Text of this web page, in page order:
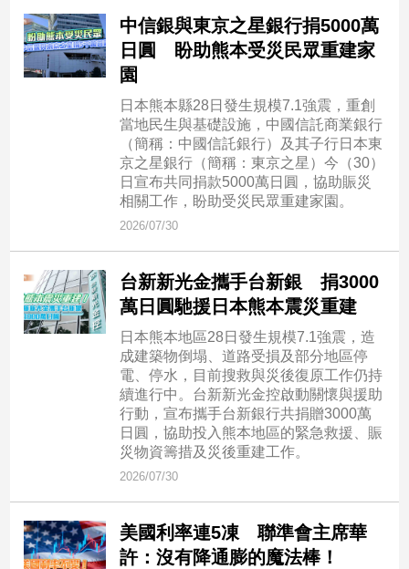
中信銀與東京之星銀行捐5000萬
日圓 盼助熊本受災民眾重建家
園
日本熊本縣28日發生規模7.1強震，重創
當地民生與基礎設施，中國信託商業銀行
（簡稱：中國信託銀行）及其子行日本東
京之星銀行（簡稱：東京之星）今（30）
日宣布共同捐款5000萬日圓，協助賑災
相關工作，盼助受災民眾重建家園。
2026/07/30
台新新光金攜手台新銀 捐3000
萬日圓馳援日本熊本震災重建
日本熊本地區28日發生規模7.1強震，造
成建築物倒塌、道路受損及部分地區停
電、停水，目前搜救與災後復原工作仍持
續進行中。台新新光金控啟動關懷與援助
行動，宣布攜手台新銀行共捐贈3000萬
日圓，協助投入熊本地區的緊急救援、賑
災物資籌措及災後重建工作。
2026/07/30
美國利率連5凍 聯準會主席華
許：沒有降通膨的魔法棒！